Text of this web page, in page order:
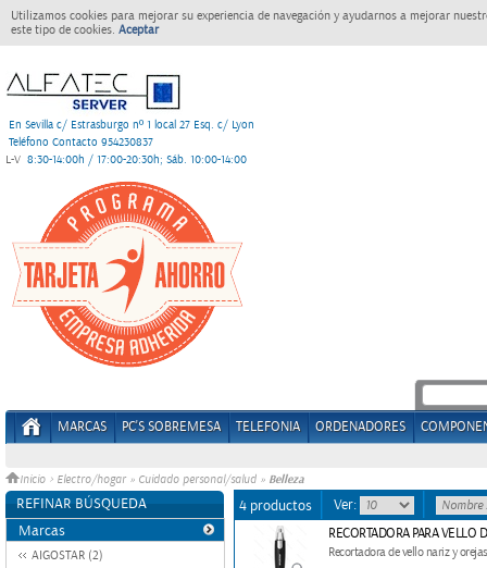
Utilizamos cookies para mejorar su experiencia de navegación y ayudarnos a mejorar
este tipo de cookies. Aceptar
En Sevilla c/ Estrasburgo nº 1 local 27 Esq. c/ Lyon
Teléfono Contacto 954230837
L-V 8:30-14:00h / 17:00-20:30h; Sáb. 10:00-14:00
MARCAS PC'S SOBREMESA TELEFONIA ORDENADORES
Inicio > Electro/hogar » Cuidado personal/salud » Belleza
REFINAR BÚSQUEDA
Marcas
AIGOSTAR (2)
4 productos Ver:
RECORTADORA PARA VELLO
Recortadora de vello nariz y